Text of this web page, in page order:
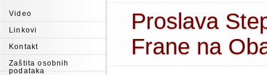
Video
Linkovi
Kontakt
Zaštita osobnih
podataka
Proslava
Frane na